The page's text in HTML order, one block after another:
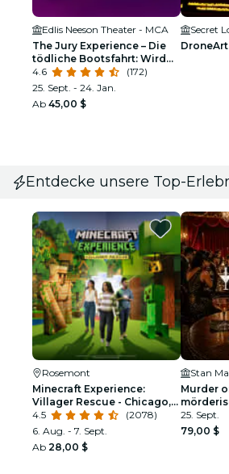
Edlis Neeson Theater - MCA
The Jury Experience – Die
tödliche Bootsfahrt: Wird
Chicago Gerechtigkeit
liefern?
4.6
(172)
25. Sept. - 24. Jan.
Ab 45,00 $
Secret
Entdecke unsere Top-
Rosemont
Minecraft Experience:
Villager Rescue - Chicago,
IL
4.5
(2078)
6. Aug. - 7. Sept.
Ab 28,00 $
Stan
Murder
Erlebnis
25. Sept.
79,00 $